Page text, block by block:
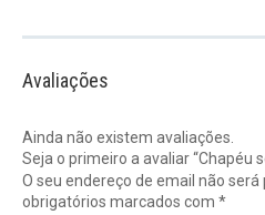
Avaliações
Ainda não existem avaliações.
Seja o primeiro a avaliar “Chapéu
O seu endereço de email não será
obrigatórios marcados com *